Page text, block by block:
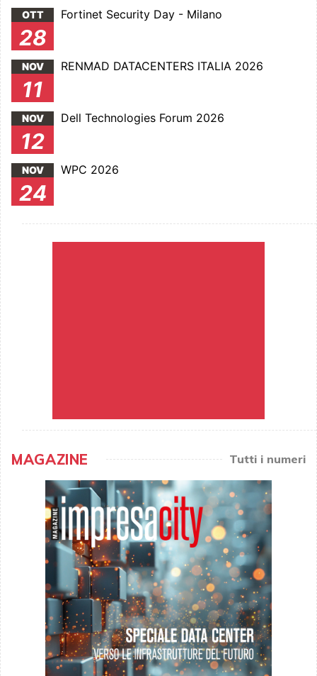
OTT
28
Fortinet Security Day - Milano
NOV
11
RENMAD DATACENTERS ITALIA 2026
NOV
12
Dell Technologies Forum 2026
NOV
24
WPC 2026
MAGAZINE Tutti i numeri